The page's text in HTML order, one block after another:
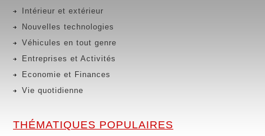
Intérieur et extérieur
Nouvelles technologies
Véhicules en tout genre
Entreprises et Activités
Economie et Finances
Vie quotidienne
THÉMATIQUES POPULAIRES